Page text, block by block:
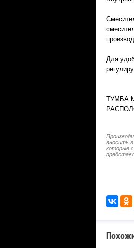
Для
ТУМБА
вносить в
которые